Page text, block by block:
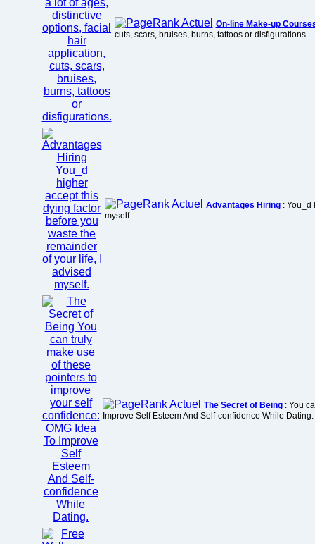
On-line Make-up
cuts, scars, bruises, burns, tattoos or disfigurations.
Advantages Hiring : You_d
myself.
The Secret of Being : You
Improve Self Esteem And Self-confidence While Dating.